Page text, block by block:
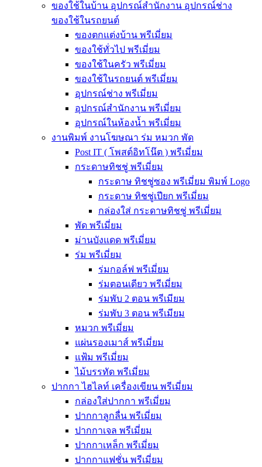
ของใช้ในบ้าน อุปกรณ์สำนักงาน อุปกรณ์ช่าง
ของใช้ในรถยนต์
ของตกแต่งบ้าน พรีเมี่ยม
ของใช้ทั่วไป พรีเมี่ยม
ของใช้ในครัว พรีเมี่ยม
ของใช้ในรถยนต์ พรีเมี่ยม
อุปกรณ์ช่าง พรีเมี่ยม
อุปกรณ์สำนักงาน พรีเมี่ยม
อุปกรณ์ในห้องน้ำ พรีเมี่ยม
งานพิมพ์ งานโฆษณา ร่ม หมวก พัด
Post IT ( โพสต์อิทโน๊ต ) พรีเมี่ยม
กระดาษทิชชู่ พรีเมี่ยม
กระดาษ ทิชชู่ซอง พรีเมี่ยม พิมพ์ Logo
กระดาษ ทิชชู่เปียก พรีเมี่ยม
กล่องใส่ กระดาษทิชชู่ พรีเมี่ยม
พัด พรีเมี่ยม
ม่านบังแดด พรีเมี่ยม
ร่ม พรีเมี่ยม
ร่มกอล์ฟ พรีเมี่ยม
ร่มตอนเดียว พรีเมี่ยม
ร่มพับ 2 ตอน พรีเมียม
ร่มพับ 3 ตอน พรีเมียม
หมวก พรีเมี่ยม
แผ่นรองเมาส์ พรีเมี่ยม
แฟ้ม พรีเมี่ยม
ไม้บรรทัด พรีเมี่ยม
ปากกา ไฮไลท์ เครื่องเขียน พรีเมี่ยม
กล่องใส่ปากกา พรีเมี่ยม
ปากกาลูกลื่น พรีเมี่ยม
ปากกาเจล พรีเมี่ยม
ปากกาเหล็ก พรีเมี่ยม
ปากกาแฟชั่น พรีเมี่ยม